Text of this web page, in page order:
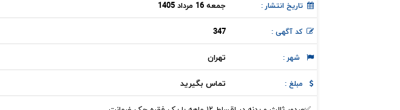
تاریخ انتشار : جمعه 16 مرداد 1405
کد آگهی : 347
شهر : تهران
مبلغ : تماس بگیرید